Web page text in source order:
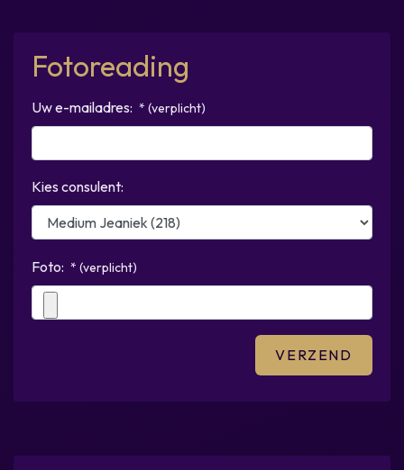
Fotoreading
Uw e-mailadres: * (verplicht)
Kies consulent:
Foto: * (verplicht)